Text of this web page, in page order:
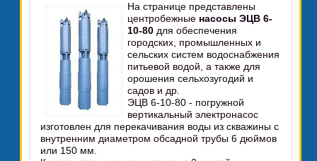
На странице представлены
центробежные насосы ЭЦВ 6-
10-80 для обеспечения
городских, промышленных и
сельских систем водоснабжения
питьевой водой, а также для
орошения сельхозугодий и
садов и др.
ЭЦВ 6-10-80 - погружной
вертикальный электронасос
изготовлен для перекачивания воды из скважины с
внутренним диаметром обсадной трубы 6 дюймов
или 150 мм.